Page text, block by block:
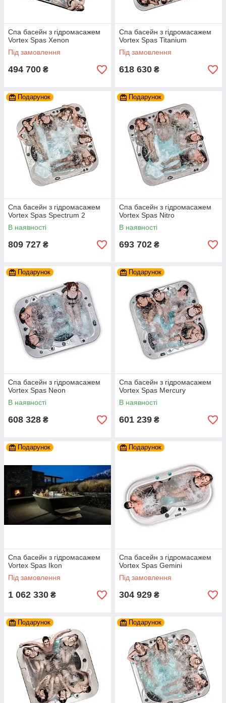
Спа басейн з гідромасажем
Vortex Spas Xenon
Під замовлення
494 700 ₴
Спа басейн з гідромасажем
Vortex Spas Titanium
Під замовлення
618 630 ₴
Подарунок
Спа басейн з гідромасажем
Vortex Spas Spectrum 2
В наявності
809 727 ₴
Подарунок
Спа басейн з гідромасажем
Vortex Spas Nitro
В наявності
693 702 ₴
Подарунок
Спа басейн з гідромасажем
Vortex Spas Neon
В наявності
608 328 ₴
Подарунок
Спа басейн з гідромасажем
Vortex Spas Mercury
В наявності
601 239 ₴
Подарунок
Спа басейн з гідромасажем
Vortex Spas Ikon
Під замовлення
1 062 330 ₴
Подарунок
Спа басейн з гідромасажем
Vortex Spas Gemini
Під замовлення
304 929 ₴
Подарунок Подарунок